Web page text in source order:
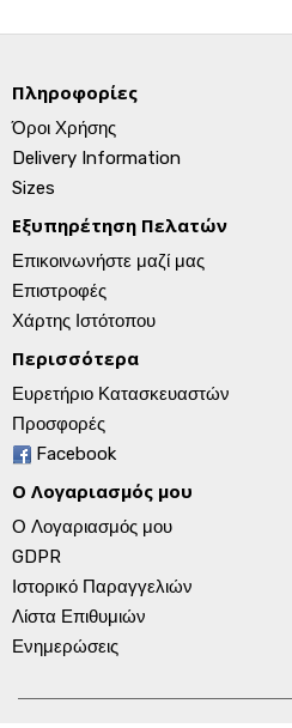
Πληροφορίες
Όροι Χρήσης
Delivery Information
Sizes
Εξυπηρέτηση Πελατών
Επικοινωνήστε μαζί μας
Επιστροφές
Χάρτης Ιστότοπου
Περισσότερα
Ευρετήριο Κατασκευαστών
Προσφορές
Facebook
Ο Λογαριασμός μου
Ο Λογαριασμός μου
GDPR
Ιστορικό Παραγγελιών
Λίστα Επιθυμιών
Ενημερώσεις